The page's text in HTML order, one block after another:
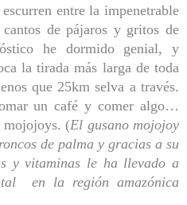
entre la impenetrable
cantos de pájaros y gritos de
he dormido genial, y
la tirada más larga de toda
que 25km selva a través.
un café y comer algo…
mojojoys. (El gusano mojojoy
de palma y gracias a su
y vitaminas le ha llevado a
en la región amazónica